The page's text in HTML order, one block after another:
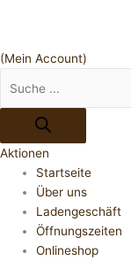
(Mein Account)
Aktionen
Startseite
Über uns
Ladengeschäft
Öffnungszeiten
Onlineshop